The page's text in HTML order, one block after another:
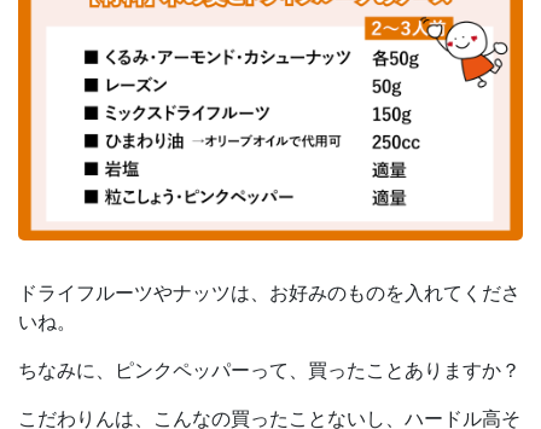
ドライフルーツやナッツは、お好みのものを入れてくださ
いね。
ちなみに、ピンクペッパーって、買ったことありますか？
こだわりんは、こんなの買ったことないし、ハードル高そ